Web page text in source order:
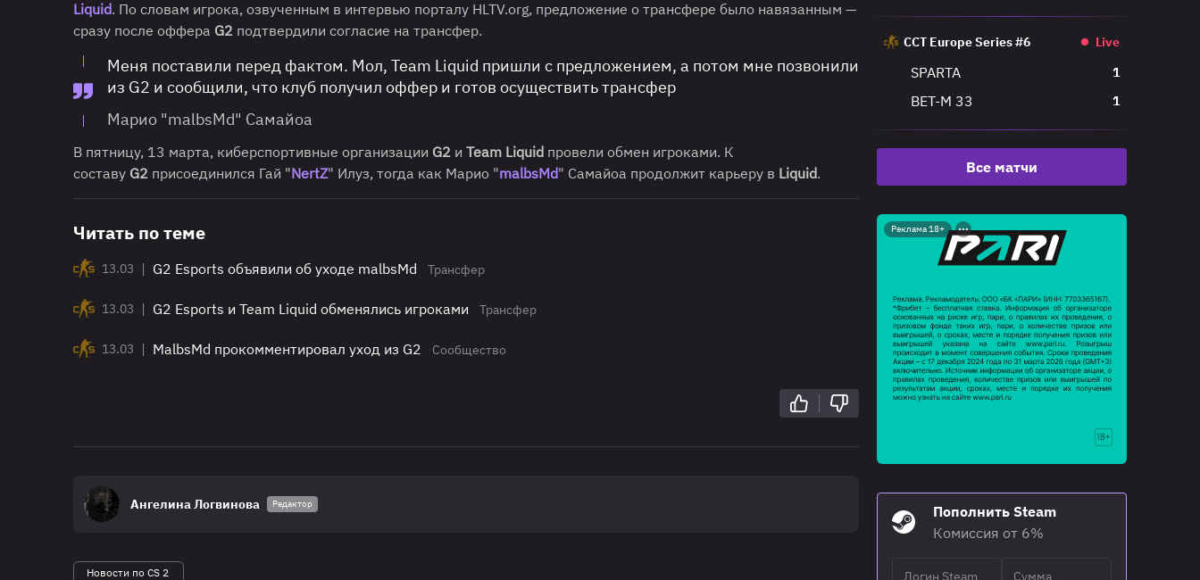
Liquid. По словам игрока, озвученным в интервью порталу HLTV.org, предложение о трансфере было навязанным —
сразу после оффера G2 подтвердили согласие на трансфер.
Меня поставили перед фактом. Мол, Team Liquid пришли с предложением, а потом мне позвонили
из G2 и сообщили, что клуб получил оффер и готов осуществить трансфер
Марио "malbsMd" Самайоа
В пятницу, 13 марта, киберспортивные организации G2 и Team Liquid провели обмен игроками. К
составу G2 присоединился Гай "NertZ" Илуз, тогда как Марио "malbsMd" Самайоа продолжит карьеру в Liquid.
Читать по теме
13.03 | G2 Esports объявили об уходе malbsMd Трансфер
13.03 | G2 Esports и Team Liquid обменялись игроками Трансфер
13.03 | MalbsMd прокомментировал уход из G2 Сообщество
Ангелина Логвинова Редактор
Новости по CS 2
CCT Europe Series #6 Live
SPARTA 1
BET-M 33 1
Все матчи
Реклама 18+
Пополнить Steam
Комиссия от 6%